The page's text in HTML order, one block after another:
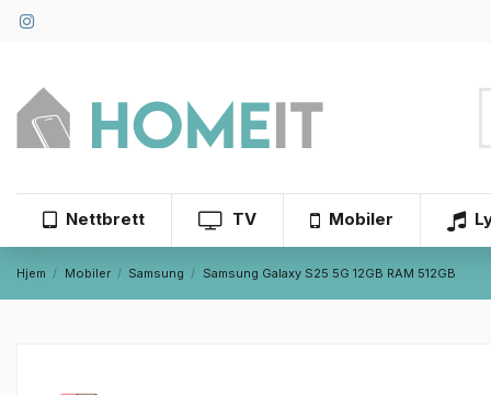
Nettbrett TV Mobiler
Hjem Mobiler Samsung Samsung Galaxy S25 5G 12GB RAM 512GB